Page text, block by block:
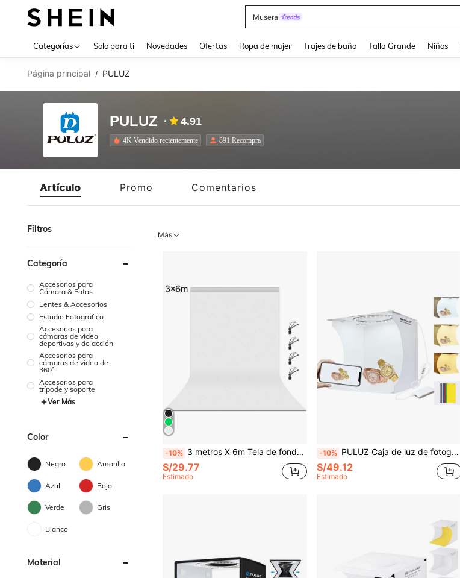
Dazy
Categorías Solo para ti Novedades Ofertas Ropa de mujer Trajes de baño Talla Grande Niños
Página principal / PULUZ
PULUZ 4.91
4K Vendido recientemente 891 Recompra
Artículo Promo Comentarios
Filtros
Categoría
Accesorios para
Cámara & Fotos
Lentes & Accesorios
Estudio Fotográfico
Accesorios para
cámaras de vídeo
deportivas y de acción
Accesorios para
cámaras de vídeo de
360°
Accesorios para
trípode y soporte
Ver Más
Color
Negro Amarillo
Azul Rojo
Verde Gris
Blanco
Material
Más
-10% 3 metros X 6m Tela de fondo de fotografía engrosada PULUZ
S/29.77
Estimado
-10% PULUZ Caja de luz de fotografía portátil y plegable de 12 pulgadas para estudio, incluye 6 fondos de color (negro, blanco, amarillo, rojo, verde, azul), tamaño desplegado: 12.2 X 12.2 X 12.6 pulgadas
S/49.12
Estimado